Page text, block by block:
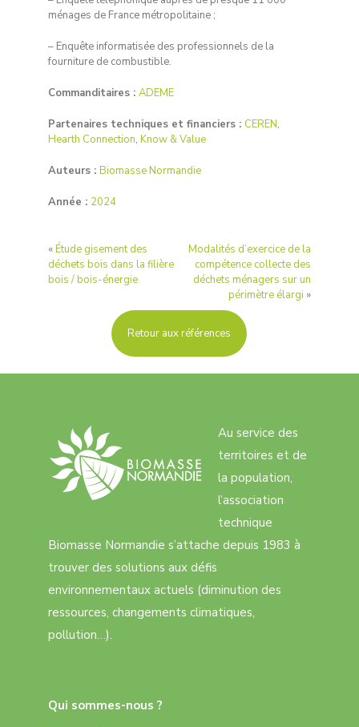
ménages de France métropolitaine ;
– Enquête informatisée des professionnels de la
fourniture de combustible.
Commanditaires : ADEME
Partenaires techniques et financiers : CEREN,
Hearth Connection, Know & Value
Auteurs : Biomasse Normandie
Année : 2024
«Étude gisement des
déchets bois dans la filière
bois / bois-énergie
Modalités d’exercice de la
compétence collecte des
déchets ménagers sur un
périmètre élargi »
Retour aux références
Au service des
territoires et de
la population,
l’association
technique
Biomasse Normandie s’attache depuis 1983 à
trouver des solutions aux défis
environnementaux actuels (diminution des
ressources, changements climatiques,
pollution…).
Qui sommes-nous ?